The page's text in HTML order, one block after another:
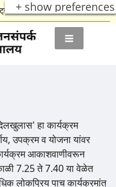
+ show preferences
शासन
हा कार्यक्रम
उपक्रम व योजना यांवर
आकाशवाणीवरून
7.25 ते 7.40 या वेळेत
लोकप्रिय पाच कार्यक्रमांत